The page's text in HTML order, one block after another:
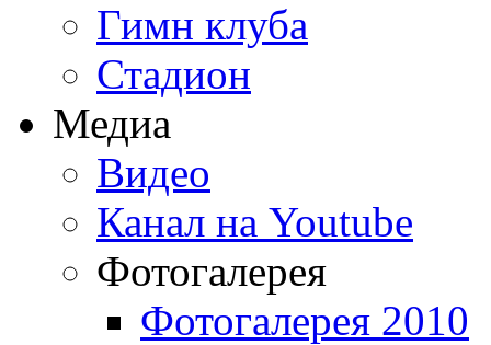
Гимн клуба
Стадион
Медиа
Видео
Канал на Youtube
Фотогалерея
Фотогалерея 2010